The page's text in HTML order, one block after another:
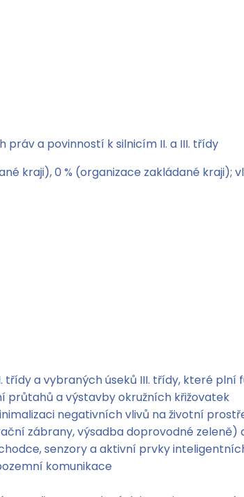
a povinností k silnicím II. a III. třídy
kraji), 0 % (organizace zakládané kraji);
a vybraných úseků III. třídy, které
průtahů a výstavby okružních křižovatek
negativních vlivů na životní
zábrany, výsadba doprovodné
senzory a aktivní prvky
komunikace